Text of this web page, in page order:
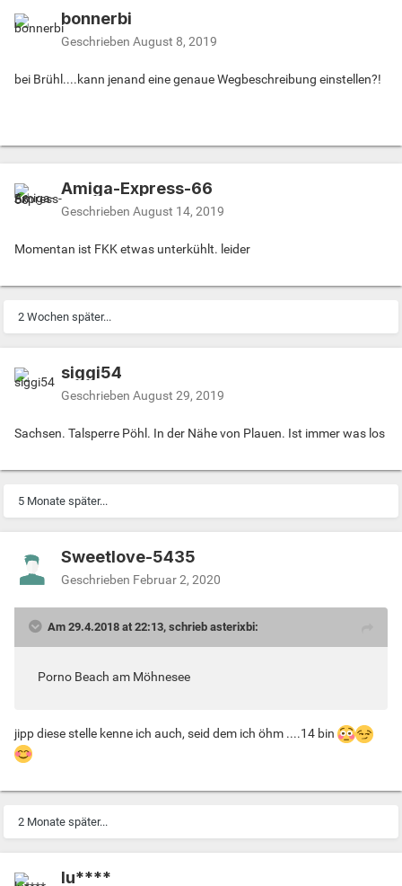
bonnerbi
Geschrieben August 8, 2019
bei Brühl....kann jenand eine genaue Wegbeschreibung einstellen?!
Amiga-Express-66
Geschrieben August 14, 2019
Momentan ist FKK etwas unterkühlt. leider
2 Wochen später...
siggi54
Geschrieben August 29, 2019
Sachsen. Talsperre Pöhl. In der Nähe von Plauen. Ist immer was los
5 Monate später...
Sweetlove-5435
Geschrieben Februar 2, 2020
Am 29.4.2018 at 22:13, schrieb asterixbi:
Porno Beach am Möhnesee
jipp diese stelle kenne ich auch, seid dem ich öhm ....14 bin
2 Monate später...
lu****